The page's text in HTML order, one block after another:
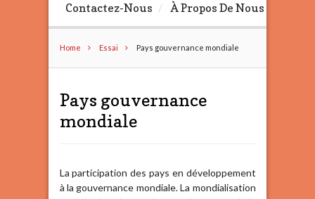
Contactez-Nous
À Propos De Nous
Home Essai Pays gouvernance mondiale
Pays gouvernance
mondiale
La participation des pays en développement
à la gouvernance mondiale. La mondialisation